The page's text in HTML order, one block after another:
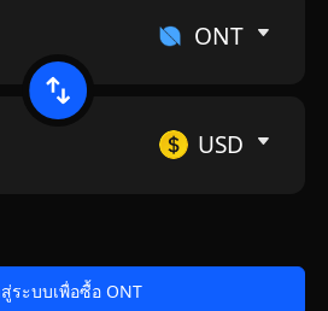
ONT
USD
ระบบเพื่อซื้อ ONT